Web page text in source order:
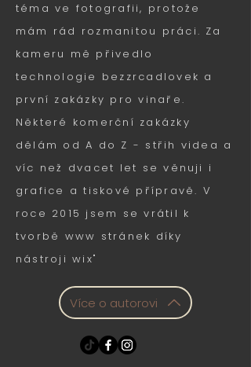
téma ve fotografii, protože
mám rád rozmanitou práci. Za
kameru mě přivedlo
technologie bezzrcadlovek a
první zakázky pro vinaře.
Některé komerční zakázky
dělám od A do Z - střih videa a
víc než dvacet let se věnuji i
grafice a tiskové přípravě. V
roce 2015 jsem se vrátil k
tvorbě www stránek díky
nástroji wix"
Více o autorovi